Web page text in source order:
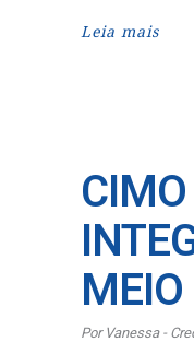
Leia mais
MEIO
Por Vanessa -